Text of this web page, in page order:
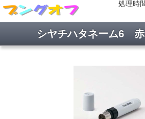
処理時
シヤチハタネーム6
処理時間: 0.019秒